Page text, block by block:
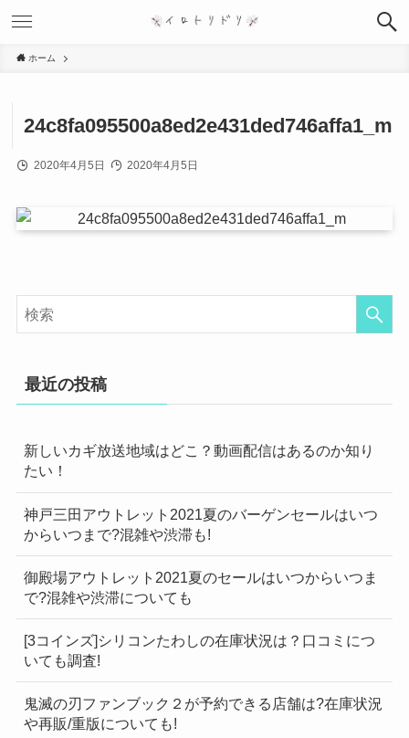
ホーム
24c8fa095500a8ed2e431ded746affa1_m
2020年4月5日 2020年4月5日
最近の投稿
新しいカギ放送地域はどこ？動画配信はあるのか知り
たい！
神戸三田アウトレット2021夏のバーゲンセールはいつ
からいつまで?混雑や渋滞も!
御殿場アウトレット2021夏のセールはいつからいつま
で?混雑や渋滞についても
[3コインズ]シリコンたわしの在庫状況は？口コミにつ
いても調査!
鬼滅の刃ファンブック２が予約できる店舗は?在庫状況
や再販/重版についても!